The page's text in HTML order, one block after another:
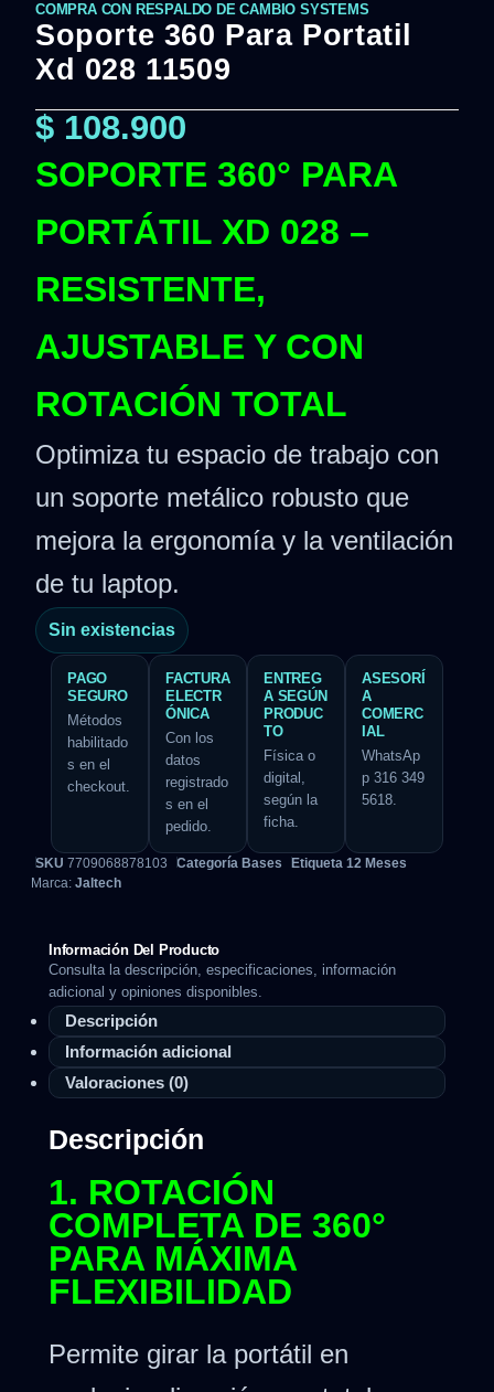
COMPRA CON RESPALDO DE CAMBIO SYSTEMS
Soporte 360 Para Portatil
Xd 028 11509
$ 108.900
SOPORTE 360° PARA
PORTÁTIL XD 028 –
RESISTENTE,
AJUSTABLE Y CON
ROTACIÓN TOTAL
Optimiza tu espacio de trabajo con
un soporte metálico robusto que
mejora la ergonomía y la ventilación
de tu laptop.
Sin existencias
PAGO
SEGURO
Métodos
habilitado
s en el
checkout.
FACTURA
ELECTR
ÓNICA
Con los
datos
registrado
s en el
pedido.
ENTREG
A SEGÚN
PRODUC
TO
Física o
digital,
según la
ficha.
ASESORÍ
A
COMERC
IAL
WhatsAp
p 316 349
5618.
SKU 7709068878103 Categoría Bases Etiqueta 12 Meses
Marca: Jaltech
Información Del Producto
Consulta la descripción, especificaciones, información
adicional y opiniones disponibles.
Descripción
Información adicional
Valoraciones (0)
Descripción
1. ROTACIÓN
COMPLETA DE 360°
PARA MÁXIMA
FLEXIBILIDAD
Permite girar la portátil en